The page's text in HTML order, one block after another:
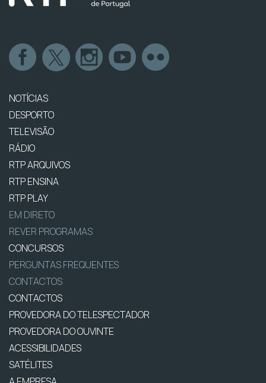
NOTÍCIAS
DESPORTO
TELEVISÃO
RÁDIO
RTP ARQUIVOS
RTP ENSINA
RTP PLAY
EM DIRETO
REVER PROGRAMAS
CONCURSOS
PERGUNTAS FREQUENTES
CONTACTOS
CONTACTOS
PROVEDORA DO TELESPECTADOR
PROVEDORA DO OUVINTE
ACESSIBILIDADES
SATÉLITES